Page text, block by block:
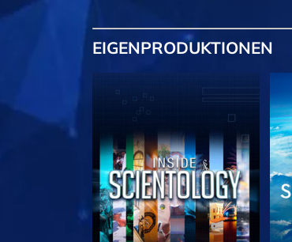
EIGENPRODUKTIONEN